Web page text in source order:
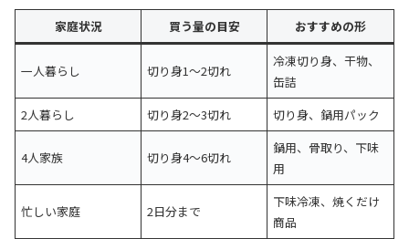
家庭状況 買う量の目安 おすすめの形
一人暮らし 切り身1〜2切れ
冷凍切り身、干物、
缶詰
2人暮らし
切り身2〜3切れ 切り身、鍋用パック
4人家族 切り身4〜6切れ
鍋用、骨取り、下味
用
忙しい家庭 2日分まで
下味冷凍、焼くだけ
商品